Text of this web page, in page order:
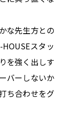
な先生方との
スタッ
を強く出しす
バーしないか
ち合わせをグ